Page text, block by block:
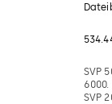
SVP
6000.
SVP